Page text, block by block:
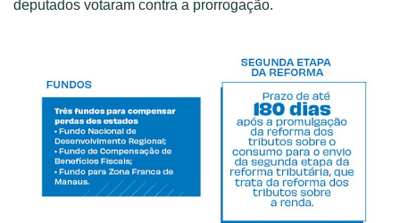
deputados votaram contra a prorrogação.